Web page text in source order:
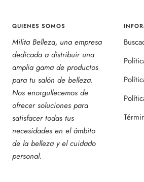
QUIENES SOMOS
Milita Belleza, una empresa
dedicada a distribuir una
amplia gama de productos
para tu salón de belleza.
Nos enorgullecemos de
ofrecer soluciones para
satisfacer todas tus
necesidades en el ámbito
de la belleza y el cuidado
personal.